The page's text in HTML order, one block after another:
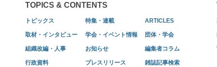
TOPICS & CONTENTS
トピックス 特集・連載 ARTICLES
取材・インタビュー 学会・イベント情報 団体・学会
組織改編・人事 お知らせ 編集者コラム
行政資料 プレスリリース 雑誌記事検索